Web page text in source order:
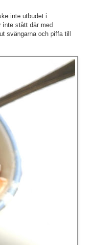
inte utbudet i
inte stått där med
svängarna och piffa till